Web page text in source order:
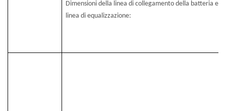
Dimensioni della linea di collegamento della batteria e
linea di equalizzazione: